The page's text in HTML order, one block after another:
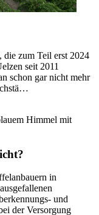
zum Teil erst 2024
seit 2011
schon gar nicht mehr
in
und
der Versorgung